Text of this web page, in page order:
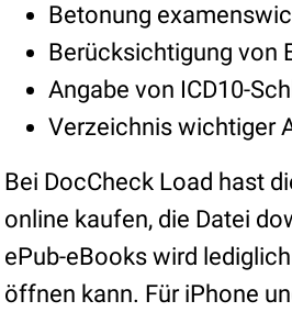
Betonung
Berücksichtigung von
Angabe von ICD10-
Verzeichnis wichtiger
Bei DocCheck Load hast
online kaufen, die Datei
ePub-eBooks wird
öffnen kann. Für iPhone